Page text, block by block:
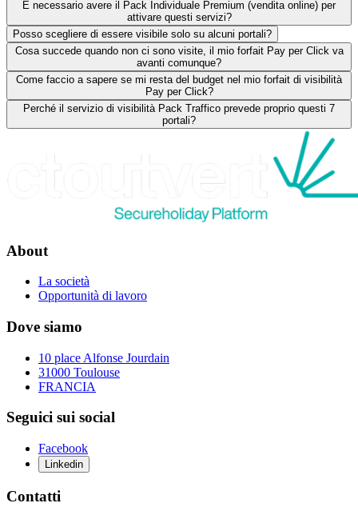
È necessario avere il Pack Individuale Premium (vendita online) per
attivare questi servizi?
Posso scegliere di essere visibile solo su alcuni portali?
Cosa succede quando non ci sono visite, il mio forfait Pay per Click va
avanti comunque?
Come faccio a sapere se mi resta del budget nel mio forfait di visibilità
Pay per Click?
Perché il servizio di visibilità Pack Traffico prevede proprio questi 7
portali?
About
La società
Opportunità di lavoro
Dove siamo
10 place Alfonse Jourdain
31000 Toulouse
FRANCIA
Seguici sui social
Facebook
Linkedin
Contatti